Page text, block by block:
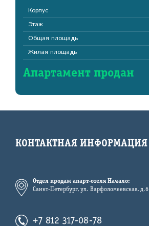
Корпус
Этаж
Общая площадь
Жилая площадь
Апартамент продан
КОНТАКТНАЯ ИНФОРМАЦИЯ
Отдел продаж апарт-отеля Начало:
Санкт-Петербург, ул. Варфоломеевская, д.6
+7 812 317-08-78